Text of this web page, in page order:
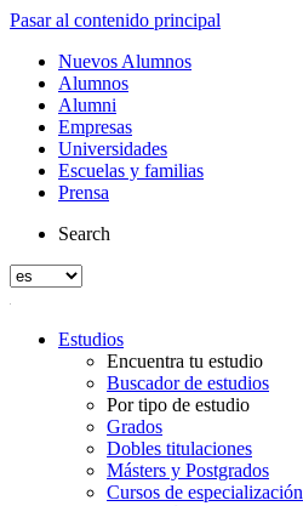
Pasar al contenido principal
Nuevos Alumnos
Alumnos
Alumni
Empresas
Universidades
Escuelas y familias
Prensa
Search
Estudios
Encuentra tu estudio
Buscador de estudios
Por tipo de estudio
Grados
Dobles titulaciones
Másters y Postgrados
Cursos de especialización